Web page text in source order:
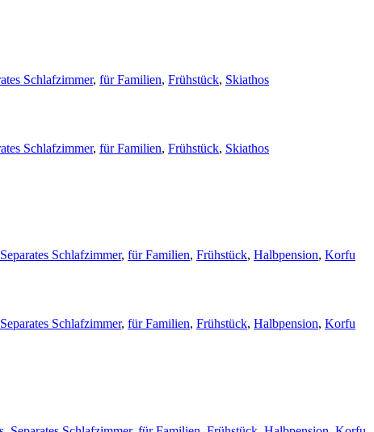
Schlafzimmer, für Familien, Frühstück, Skiathos
Schlafzimmer, für Familien, Frühstück, Skiathos
Separates Schlafzimmer, für Familien, Frühstück, Halbpension, Korfu
Separates Schlafzimmer, für Familien, Frühstück, Halbpension, Korfu